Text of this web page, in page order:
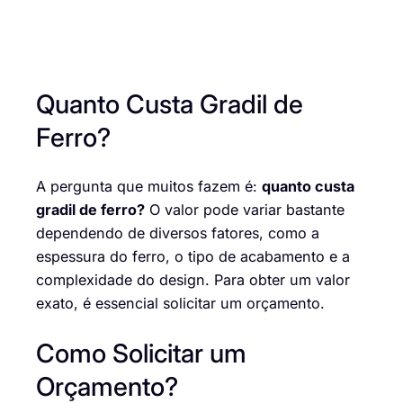
Quanto Custa Gradil de
Ferro?
A pergunta que muitos fazem é: quanto custa
gradil de ferro? O valor pode variar bastante
dependendo de diversos fatores, como a
espessura do ferro, o tipo de acabamento e a
complexidade do design. Para obter um valor
exato, é essencial solicitar um orçamento.
Como Solicitar um
Orçamento?